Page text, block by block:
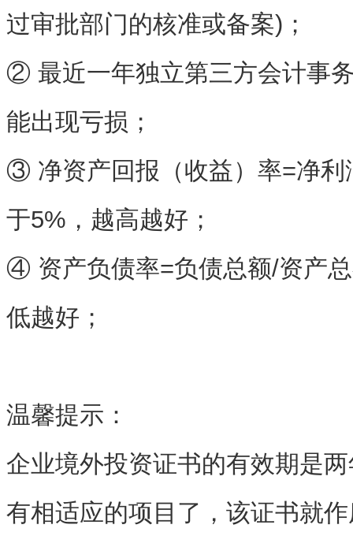
过审批部门的核准或备案)；
② 最近一年独立第三方会计事
能出现亏损；
③ 净资产回报（收益）率=净利
于5%，越高越好；
④ 资产负债率=负债总额/资产
低越好；
温馨提示：
企业境外投资证书的有效期是
有相适应的项目了，该证书就